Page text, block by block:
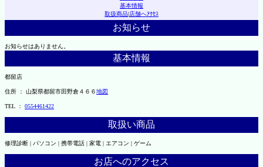
基本情報
取扱商品|店舗へｱｸｾｽ
お知らせ
お知らせはありません。
基本情報
都留店
住所 ： 山梨県都留市田野倉４６６地図
TEL ： 0554461422
取扱い商品
修理診断 | パソコン | 携帯電話 | 家電 | エアコン | ゲーム
お店へのアクセス